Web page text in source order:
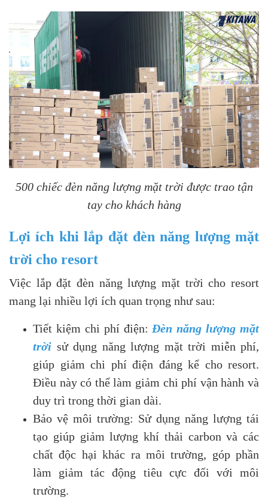
500 chiếc đèn năng lượng mặt trời được trao tận
tay cho khách hàng
Lợi ích khi lắp đặt đèn năng lượng mặt
trời cho resort
Việc lắp đặt đèn năng lượng mặt trời cho resort
mang lại nhiều lợi ích quan trọng như sau:
Tiết kiệm chi phí điện: Đèn năng lượng mặt
trời sử dụng năng lượng mặt trời miễn phí,
giúp giảm chi phí điện đáng kể cho resort.
Điều này có thể làm giảm chi phí vận hành và
duy trì trong thời gian dài.
Bảo vệ môi trường: Sử dụng năng lượng tái
tạo giúp giảm lượng khí thải carbon và các
chất độc hại khác ra môi trường, góp phần
làm giảm tác động tiêu cực đối với môi
trường.